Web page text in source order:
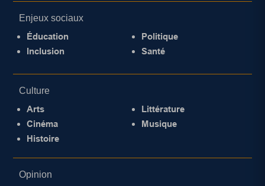
Enjeux sociaux
Éducation
Inclusion
Politique
Santé
Culture
Arts
Cinéma
Histoire
Littérature
Musique
Opinion